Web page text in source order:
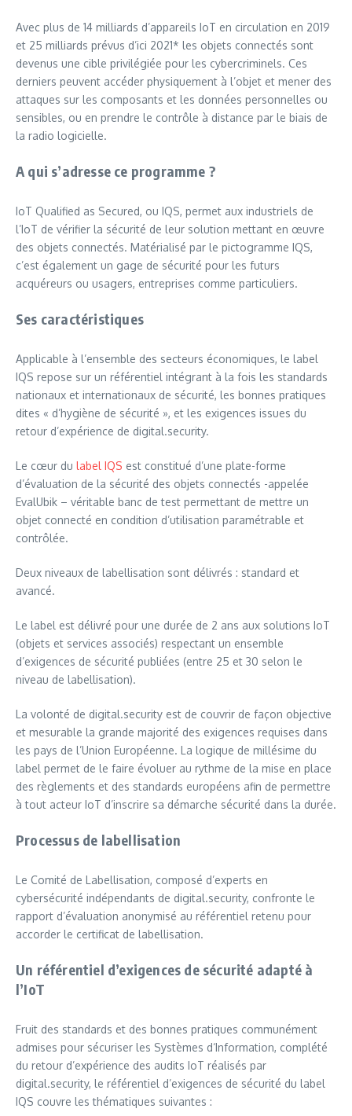
Avec plus de 14 milliards d’appareils IoT en circulation en 2019
et 25 milliards prévus d’ici 2021* les objets connectés sont
devenus une cible privilégiée pour les cybercriminels. Ces
derniers peuvent accéder physiquement à l’objet et mener des
attaques sur les composants et les données personnelles ou
sensibles, ou en prendre le contrôle à distance par le biais de
la radio logicielle.
A qui s’adresse ce programme ?
IoT Qualified as Secured, ou IQS, permet aux industriels de
l’IoT de vérifier la sécurité de leur solution mettant en œuvre
des objets connectés. Matérialisé par le pictogramme IQS,
c’est également un gage de sécurité pour les futurs
acquéreurs ou usagers, entreprises comme particuliers.
Ses caractéristiques
Applicable à l’ensemble des secteurs économiques, le label
IQS repose sur un référentiel intégrant à la fois les standards
nationaux et internationaux de sécurité, les bonnes pratiques
dites « d’hygiène de sécurité », et les exigences issues du
retour d’expérience de digital.security.
Le cœur du label IQS est constitué d’une plate-forme
d’évaluation de la sécurité des objets connectés -appelée
EvalUbik – véritable banc de test permettant de mettre un
objet connecté en condition d’utilisation paramétrable et
contrôlée.
Deux niveaux de labellisation sont délivrés : standard et
avancé.
Le label est délivré pour une durée de 2 ans aux solutions IoT
(objets et services associés) respectant un ensemble
d’exigences de sécurité publiées (entre 25 et 30 selon le
niveau de labellisation).
La volonté de digital.security est de couvrir de façon objective
et mesurable la grande majorité des exigences requises dans
les pays de l’Union Européenne. La logique de millésime du
label permet de le faire évoluer au rythme de la mise en place
des règlements et des standards européens afin de permettre
à tout acteur IoT d’inscrire sa démarche sécurité dans la durée.
Processus de labellisation
Le Comité de Labellisation, composé d’experts en
cybersécurité indépendants de digital.security, confronte le
rapport d’évaluation anonymisé au référentiel retenu pour
accorder le certificat de labellisation.
Un référentiel d’exigences de sécurité adapté à
l’IoT
Fruit des standards et des bonnes pratiques communément
admises pour sécuriser les Systèmes d‘Information, complété
du retour d’expérience des audits IoT réalisés par
digital.security, le référentiel d’exigences de sécurité du label
IQS couvre les thématiques suivantes :